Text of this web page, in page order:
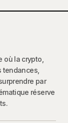
où la crypto,
tendances,
par
réserve